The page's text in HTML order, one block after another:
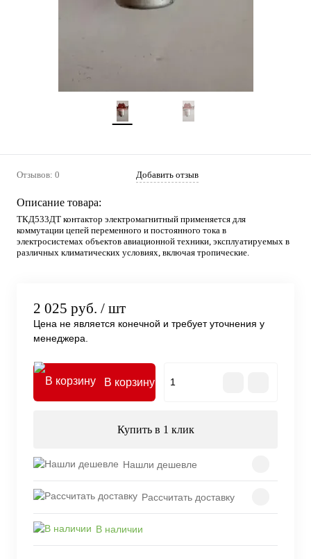
Отзывов: 0 Добавить отзыв
Описание товара:
ТКД533ДТ контактор электромагнитный применяется для
коммутации цепей переменного и постоянного тока в
электросистемах объектов авиационной техники, эксплуатируемых в
различных климатических условиях, включая тропические.
2 025 руб. / шт
Цена не является конечной и требует уточнения у
менеджера.
В корзину
Купить в 1 клик
Нашли дешевле
Рассчитать доставку
В наличии